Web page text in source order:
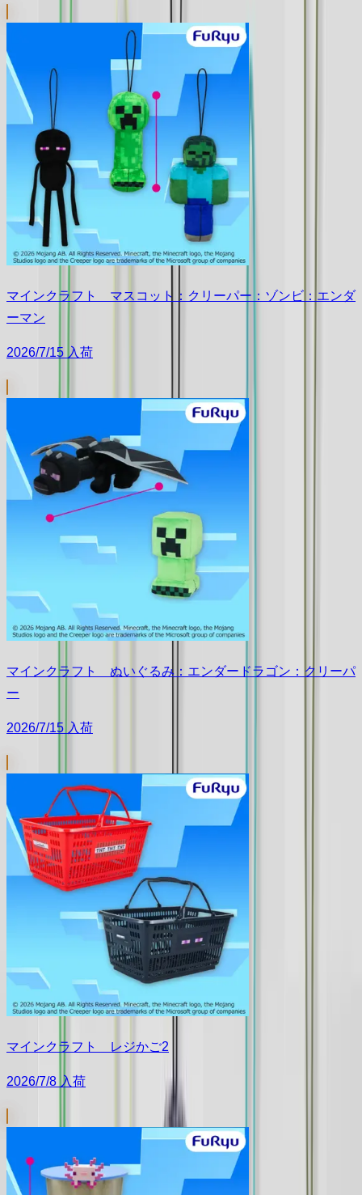
マインクラフト マスコット：クリーパー：ゾンビ：エンダ
ーマン
2026/7/15 入荷
マインクラフト ぬいぐるみ：エンダードラゴン：クリーパ
ー
2026/7/15 入荷
マインクラフト レジかご2
2026/7/8 入荷